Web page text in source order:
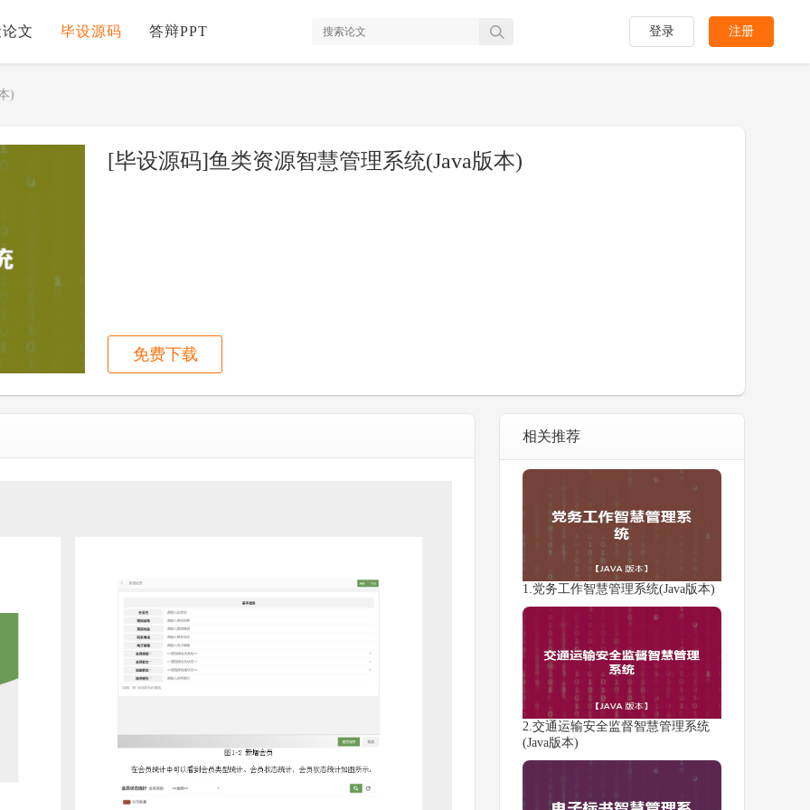
文 毕设源码 答辩PPT 登录 注册
)
[毕设源码]鱼类资源智慧管理系统(Java版本)
免费下载
相关推荐
1.党务工作智慧管理系统(Java版本)
2.交通运输安全监督智慧管理系统
(Java版本)